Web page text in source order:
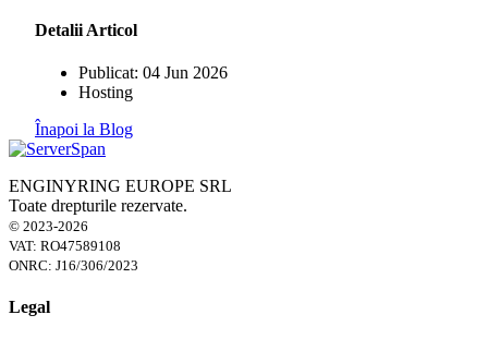
Detalii Articol
Publicat: 04 Jun 2026
Hosting
Înapoi la Blog
ENGINYRING EUROPE SRL
Toate drepturile rezervate.
© 2023-2026
VAT: RO47589108
ONRC: J16/306/2023
Legal